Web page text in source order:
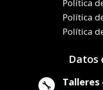
Política
Política
Política
Datos
 Talleres